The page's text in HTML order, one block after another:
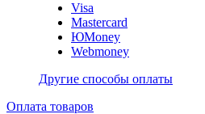
Visa
Mastercard
ЮMoney
Webmoney
Другие способы оплаты
Оплата товаров